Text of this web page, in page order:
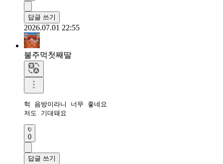
답글 쓰기
2026.07.01 22:55
불주먹첫째딸
헉 음방이라니 너무 좋네요
저도 기대돼요
0
답글 쓰기